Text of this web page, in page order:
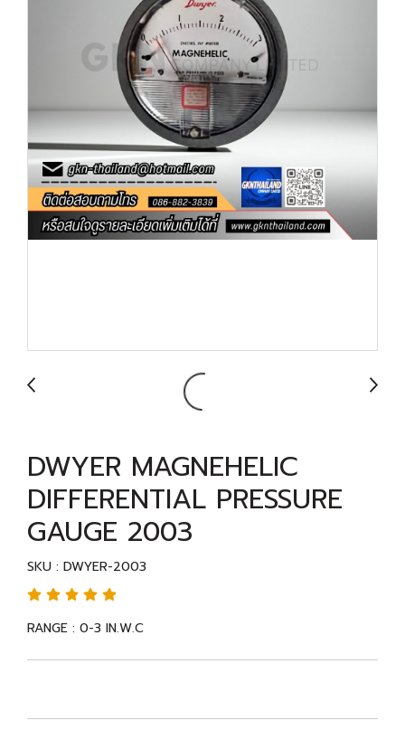
DWYER MAGNEHELIC
DIFFERENTIAL PRESSURE
GAUGE 2003
SKU : DWYER-2003
RANGE : 0-3 IN.W.C